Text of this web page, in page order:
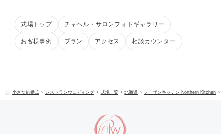
式場トップ チャペル・サロンフォトギャラリー
お客様事例 プラン アクセス 相談カウンター
小さな結婚式 レストランウェディング 式場一覧 北海道 ノーザンキッチン Northern Kitchen